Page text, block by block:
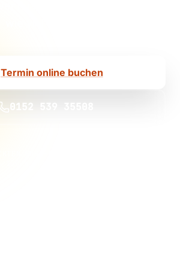
Termin online buchen
0152 539 35508